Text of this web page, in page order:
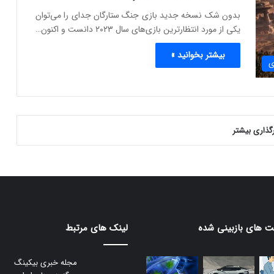
بدون شک نسخه جدید بازی جنگ ستارگان جدای را می‌توان
یکی از مورد انتظارترین بازی‌های سال ۲۰۲۳ دانست و اکنون…
بیشتر بخوانید »
بیشتر
های بازبینی شده لینک های مرتبط
مجله خبری بیکینگ